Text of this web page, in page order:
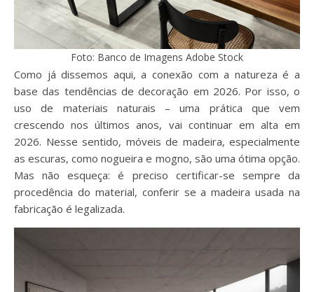
Foto: Banco de Imagens Adobe Stock
Como já dissemos aqui, a conexão com a natureza é a
base das tendências de decoração em 2026. Por isso, o
uso de materiais naturais – uma prática que vem
crescendo nos últimos anos, vai continuar em alta em
2026. Nesse sentido, móveis de madeira, especialmente
as escuras, como nogueira e mogno, são uma ótima opção.
Mas não esqueça: é preciso certificar-se sempre da
procedência do material, conferir se a madeira usada na
fabricação é legalizada.